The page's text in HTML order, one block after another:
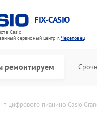
FIX-CASIO
Casio
cервисный центр г.Череповец
ремонтируем
цифрового пианино Casio